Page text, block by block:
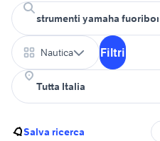
Nautica Filtri
Salva ricerca